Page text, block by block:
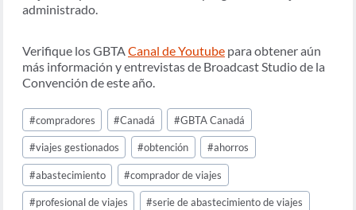
administrado.
Verifique los GBTACanal de Youtube para obtener aún
más información y entrevistas de Broadcast Studio de la
Convención de este año.
Post
Tags:
#compradores #Canadá #GBTA Canadá
#viajes gestionados #obtención #ahorros
#abastecimiento #comprador de viajes
#profesional de viajes #serie de abastecimiento de viajes